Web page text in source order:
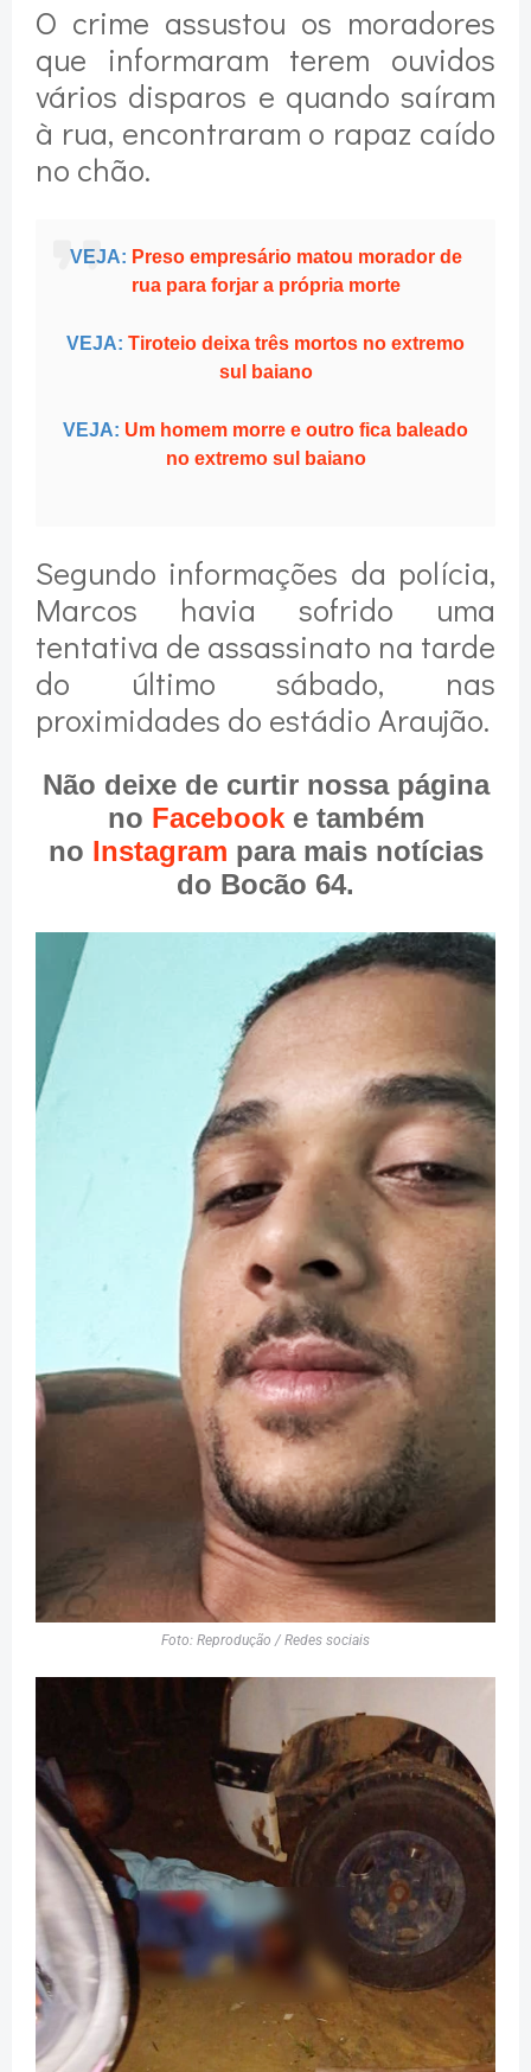
O crime assustou os moradores
que informaram terem ouvidos
vários disparos e quando saíram
à rua, encontraram o rapaz caído
no chão.
VEJA: Preso empresário matou morador de
rua para forjar a própria morte
VEJA: Tiroteio deixa três mortos no extremo
sul baiano
VEJA: Um homem morre e outro fica baleado
no extremo sul baiano
Segundo informações da polícia,
Marcos havia sofrido uma
tentativa de assassinato na tarde
do último sábado, nas
proximidades do estádio Araujão.
Não deixe de curtir nossa página
no Facebooke também
no Instagram para mais notícias
do Bocão 64.
Foto: Reprodução / Redes sociais